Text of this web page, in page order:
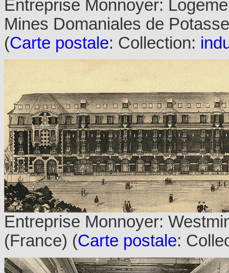
Entreprise Monnoyer:
Mines Domaniales de
(Carte postale: Collection:
Entreprise Monnoyer:
(France) (Carte postale: